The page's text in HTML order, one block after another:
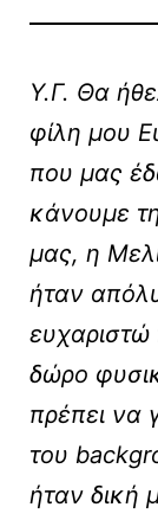
Y.Γ. Θα
φίλη μου
που μας
κάνουμε
μας, η
ήταν
ευχαριστώ
δώρο
πρέπει να
του
ήταν δική